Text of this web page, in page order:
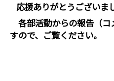
応援ありがとうございま
各部活動からの報告（コ
すので、ご覧ください。